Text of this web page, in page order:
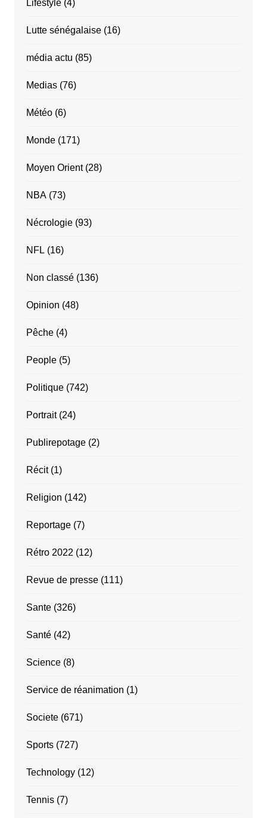
Lifestyle(4)
Lutte sénégalaise(16)
média actu (85)
Medias(76)
Météo(6)
Monde(171)
Moyen Orient(28)
NBA(73)
Nécrologie(93)
NFL (16)
Non classé(136)
Opinion (48)
Pêche(4)
People(5)
Politique(742)
Portrait(24)
Publirepotage(2)
Récit(1)
Religion (142)
Reportage(7)
Rétro 2022 (12)
Revue de presse(111)
Sante(326)
Santé(42)
Science(8)
Service de réanimation (1)
Societe(671)
Sports(727)
Technology(12)
Tennis(7)